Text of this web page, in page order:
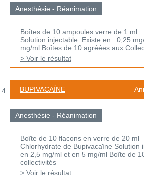
Anesthésie - Réanimation
Boîtes de 10 ampoules verre de 1 ml
Solution injectable. Existe en : 0,25
mg/ml Boîtes de 10 agréées aux
> Voir le résultat
BUPIVACAÏNE
Anesthésie - Réanimation
Boîte de 10 flacons en verre de 20 ml
Chlorhydrate de Bupivacaïne Solution
en 2,5 mg/ml et en 5 mg/ml Boîte de
collectivités
> Voir le résultat